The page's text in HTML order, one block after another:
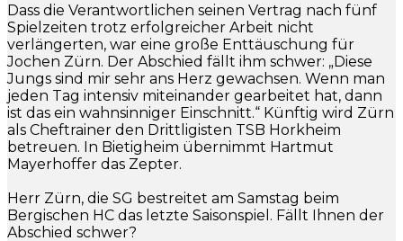
Dass die Verantwortlichen seinen Vertrag nach fünf
Spielzeiten trotz erfolgreicher Arbeit nicht
verlängerten, war eine große Enttäuschung für
Jochen Zürn. Der Abschied fällt ihm schwer: „Diese
Jungs sind mir sehr ans Herz gewachsen. Wenn man
jeden Tag intensiv miteinander gearbeitet hat, dann
ist das ein wahnsinniger Einschnitt.“ Künftig wird Zürn
als Cheftrainer den Drittligisten TSB Horkheim
betreuen. In Bietigheim übernimmt Hartmut
Mayerhoffer das Zepter.
Herr Zürn, die SG bestreitet am Samstag beim
Bergischen HC das letzte Saisonspiel. Fällt Ihnen der
Abschied schwer?